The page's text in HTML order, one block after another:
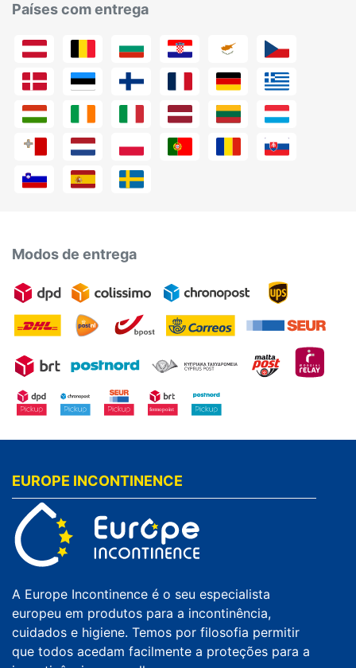
Países com entrega
Modos de entrega
EUROPE INCONTINENCE
A Europe Incontinence é o seu especialista
europeu em produtos para a incontinência,
cuidados e higiene. Temos por filosofia permitir
que todos acedam facilmente a proteções para a